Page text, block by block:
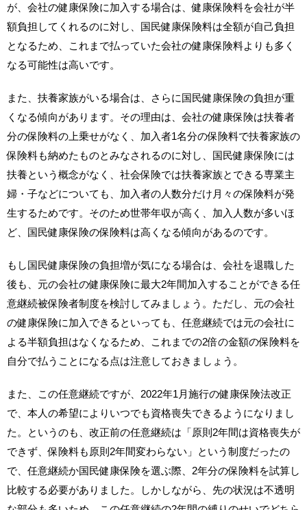
が、会社の健康保険に加入する場合は、健康保険料を会社が半
額負担してくれるのに対し、国民健康保険料は全額が自己負担
となるため、これまで払っていた会社の健康保険料よりも多く
なる可能性は高いです。
また、扶養家族がいる場合は、さらに国民健康保険の負担が重
くなる傾向があります。その理由は、会社の健康保険は扶養者
分の保険料の上乗せがなく、加入者1名分の保険料で扶養家族の
保険料も納めたものとみなされるのに対し、国民健康保険には
扶養という概念がなく、社会保険では扶養家族とできる専業主
婦・子などについても、加入者の人数分だけ月々の保険料が発
生するためです。そのため世帯年収が高く、加入人数が多いほ
ど、国民健康保険の保険料は高くなる傾向があるのです。
もし国民健康保険の負担増が気になる場合は、会社を退職した
後も、元の会社の健康保険に最大2年間加入することができる任
意継続被保険者制度を検討してみましょう。ただし、元の会社
の健康保険に加入できるといっても、任意継続では元の会社に
よる半額負担はなくなるため、これまでの2倍の金額の保険料を
自分で払うことになる点は注意しておきましょう。
また、この任意継続ですが、2022年1月施行の健康保険法改正
で、本人の希望によりいつでも資格喪失できるようになりまし
た。というのも、改正前の任意継続は「原則2年間は資格喪失が
できず、保険料も原則2年間変わらない」という制度だったの
で、任意継続か国民健康保険を選ぶ際、2年分の保険料を試算し
比較する必要がありました。しかしながら、先の状況は不透明